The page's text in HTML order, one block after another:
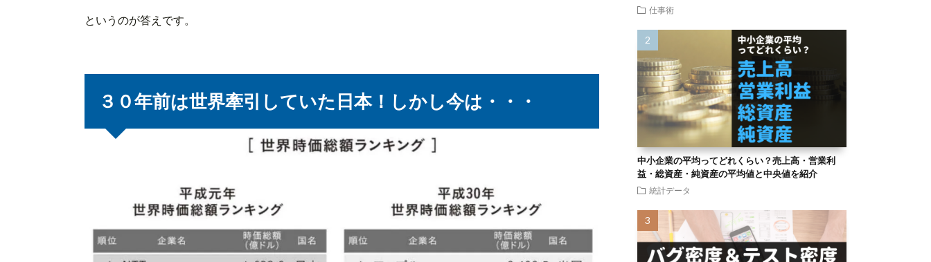
というのが答えです。
３０年前は世界牽引していた日本！しかし今は・・・
仕事術
中小企業の平均ってどれくらい？売上高・営業利
益・総資産・純資産の平均値と中央値を紹介
統計データ